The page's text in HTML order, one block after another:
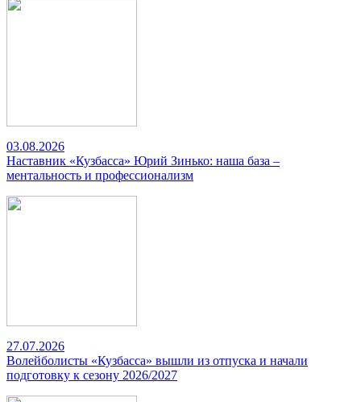
03.08.2026
Наставник «Кузбасса» Юрий Зинько: наша база –
ментальность и профессионализм
27.07.2026
Волейболисты «Кузбасса» вышли из отпуска и начали
подготовку к сезону 2026/2027